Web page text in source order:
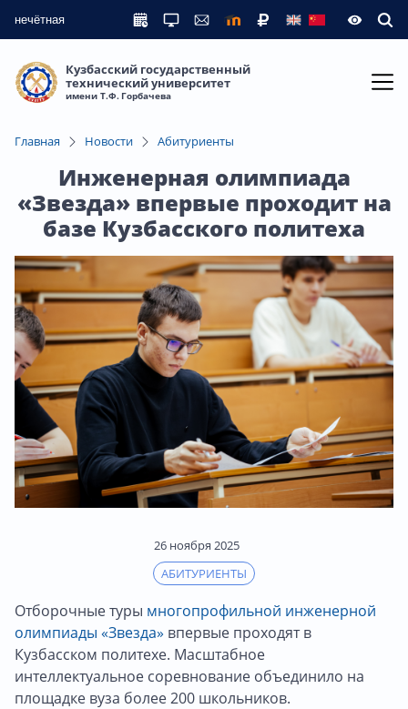
нечётная
Кузбасский государственный
технический университет
имени Т.Ф. Горбачева
Главная Новости Абитуриенты
Инженерная олимпиада
«Звезда» впервые проходит на
базе Кузбасского политеха
26 ноября 2025
АБИТУРИЕНТЫ
Отборочные туры многопрофильной инженерной
олимпиады «Звезда» впервые проходят в
Кузбасском политехе. Масштабное
интеллектуальное соревнование объединило на
площадке вуза более 200 школьников.